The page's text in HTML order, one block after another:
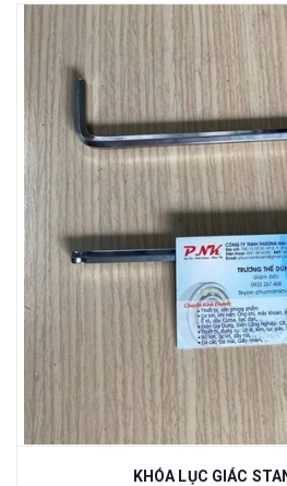
KHÓA LỤC GIÁC